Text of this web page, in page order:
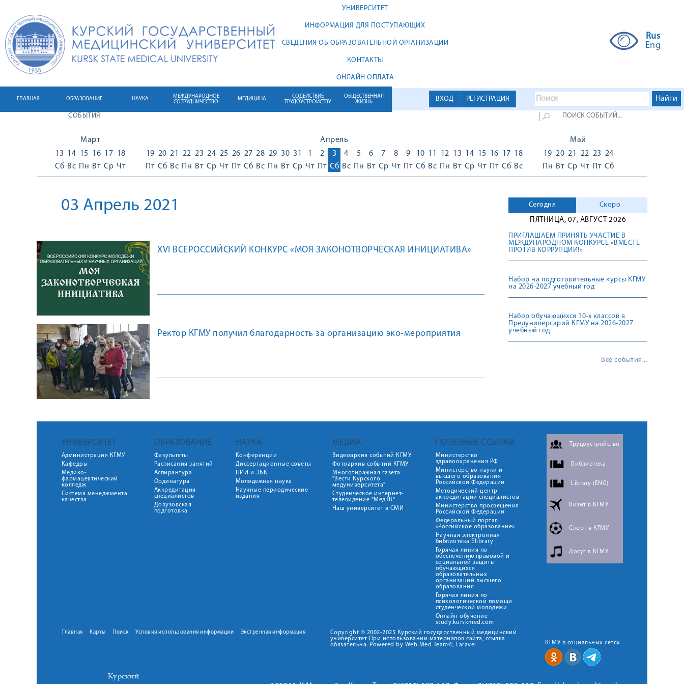
УНИВЕРСИТЕТ
ИНФОРМАЦИЯ ДЛЯ ПОСТУПАЮЩИХ
СВЕДЕНИЯ ОБ ОБРАЗОВАТЕЛЬНОЙ ОРГАНИЗАЦИИ
КОНТАКТЫ
ОНЛАЙН ОПЛАТА
Rus
Eng
ВХОД РЕГИСТРАЦИЯ
ГЛАВНАЯ ОБРАЗОВАНИЕ НАУКА
МЕЖДУНАРОДНОЕ
СОТРУДНИЧЕСТВО
МЕДИЦИНА
СОДЕЙСТВИЕ
ТРУДОУСТРОЙСТВУ
ОБЩЕСТВЕННАЯ
ЖИЗНЬ
СОБЫТИЯ
Март
13
Сб
14
Вс
15
Пн
16
Вт
17
Ср
18
Чт
Апрель
19
Пт
20
Сб
21
Вс
22
Пн
23
Вт
24
Ср
25
Чт
26
Пт
27
Сб
28
Вс
29
Пн
30
Вт
31
Ср
1
Чт
2
Пт
3
Сб
4
Вс
5
Пн
6
Вт
7
Ср
8
Чт
9
Пт
10
Сб
11
Вс
12
Пн
13
Вт
14
Ср
15
Чт
16
Пт
17
Сб
18
Вс
Май
19
Пн
20
Вт
21
Ср
22
Чт
23
Пт
24
Сб
03 Апрель 2021
XVI ВСЕРОССИЙСКИЙ КОНКУРС «МОЯ ЗАКОНОТВОРЧЕСКАЯ ИНИЦИАТИВА»
Ректор КГМУ получил благодарность за организацию эко-мероприятия
Сегодня
Скоро
ПЯТНИЦА, 07, АВГУСТ 2026
ПРИГЛАШАЕМ ПРИНЯТЬ УЧАСТИЕ В
МЕЖДУНАРОДНОМ КОНКУРСЕ «ВМЕСТЕ
ПРОТИВ КОРРУПЦИИ!»
Набор на подготовительные курсы КГМУ
на 2026-2027 учебный год
Набор обучающихся 10-х классов в
Предуниверсарий КГМУ на 2026-2027
учебный год
Все события...
УНИВЕРСИТЕТ
Администрация КГМУ
Кафедры
Медико-
фармацевтический
колледж
Система менеджмента
качества
ОБРАЗОВАНИЕ
Факультеты
Расписания занятий
Аспирантура
Ординатура
Аккредитация
специалистов
Довузовская
подготовка
НАУКА
Конференции
Диссертационные советы
НИИ и ЭБК
Молодежная наука
Научные периодические
издания
МЕДИА
Видеоархив событий КГМУ
Фотоархив событий КГМУ
Многотиражная газета
"Вести Курского
медуниверситета"
Студенческое интернет-
телевидение "МедТВ"
Наш университет в СМИ
ПОЛЕЗНЫЕ ССЫЛКИ
Министерство
здравоохранения РФ
Министерство науки и
высшего образования
Российской Федерации
Методический центр
аккредитации специалистов
Министерство просвещения
Российской Федерации
Федеральный портал
«Российское образование»
Научная электронная
библиотека Elibrary
Горячая линия по
обеспечению правовой и
социальной защиты
обучающихся
образовательных
организаций высшего
образования
Горячая линия по
психологической помощи
студенческой молодежи
Онлайн обучение
study.kurskmed.com
Трудоустройство
Библиотека
Library (ENG)
Визит в КГМУ
Спорт в КГМУ
Досуг в КГМУ
Главная Карты Поиск Условия использования информации Экстренная информация
Copyright © 2002-2025 Курский государственный медицинский
университет При использовании материалов сайта, ссылка
обязательна. Powered by Web Med Team©, Laravel
КГМУ в социальных сетях
Курский